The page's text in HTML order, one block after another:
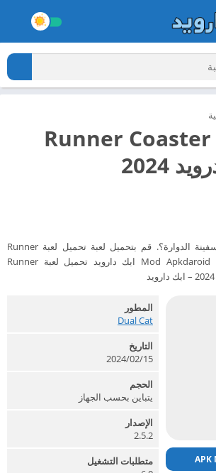
تحميل لعبة Runner Coaster
2024
هل يمكنك إنهاء هذه السفينة الدوارة؟. قم بتحميل لعبة تحميل لعبة Runner
Coaster الآن مجاناً من Mod Apkdaroid ابك دارويد تحميل لعبة Runner
المطور
Dual Cat‏
التاريخ
2024/02/15
الحجم
يتباين بحسب الجهاز
الإصدار
2.5.2
متطلبات التشغيل